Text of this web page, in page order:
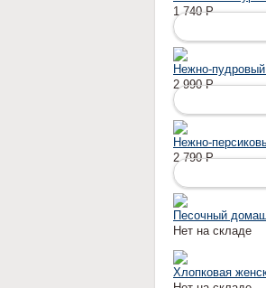
1 740Р
Нежно-
2 990Р
Нежно-
2 790Р
Песочный
Нет на складе
Хлопковая